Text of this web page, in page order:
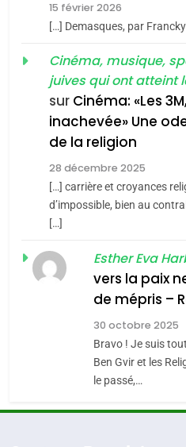
FRANCE
MA
ISRAÉL
CE
JUDAISME
15 février 2026
[…] Demasques, par
Cinéma, musique,
juives qui ont atteint
sur Cinéma: «Les
inachevée» Une
de la religion
28 décembre 2025
[…] carrière et croyances
d’impossible, bien au
[…]
Esther Eva
vers la paix
de mépris –
30 octobre 2025
Bravo ! Je suis
Ben Gvir et les
le passé,…
du
Oeil
Loya
CINEMA
«Tu
ISRAÉL
Tout
SOUVENIRS